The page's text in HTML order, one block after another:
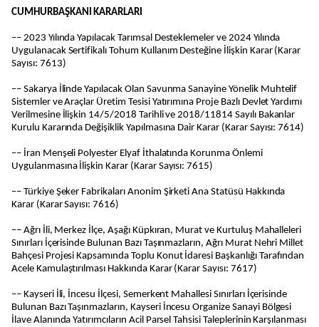
CUMHURBAŞKANI KARARLARI
–– 2023 Yılında Yapılacak Tarımsal Desteklemeler ve 2024 Yılında
Uygulanacak Sertifikalı Tohum Kullanım Desteğine İlişkin Karar (Karar
Sayısı: 7613)
–– Sakarya İlinde Yapılacak Olan Savunma Sanayine Yönelik Muhtelif
Sistemler ve Araçlar Üretim Tesisi Yatırımına Proje Bazlı Devlet Yardımı
Verilmesine İlişkin 14/5/2018 Tarihli ve 2018/11814 Sayılı Bakanlar
Kurulu Kararında Değişiklik Yapılmasına Dair Karar (Karar Sayısı: 7614)
–– İran Menşeli Polyester Elyaf İthalatında Korunma Önlemi
Uygulanmasına İlişkin Karar (Karar Sayısı: 7615)
–– Türkiye Şeker Fabrikaları Anonim Şirketi Ana Statüsü Hakkında
Karar (Karar Sayısı: 7616)
–– Ağrı İli, Merkez İlçe, Aşağı Küpkıran, Murat ve Kurtuluş Mahalleleri
Sınırları İçerisinde Bulunan Bazı Taşınmazların, Ağrı Murat Nehri Millet
Bahçesi Projesi Kapsamında Toplu Konut İdaresi Başkanlığı Tarafından
Acele Kamulaştırılması Hakkında Karar (Karar Sayısı: 7617)
–– Kayseri İli, İncesu İlçesi, Semerkent Mahallesi Sınırları İçerisinde
Bulunan Bazı Taşınmazların, Kayseri İncesu Organize Sanayi Bölgesi
İlave Alanında Yatırımcıların Acil Parsel Tahsisi Taleplerinin Karşılanması